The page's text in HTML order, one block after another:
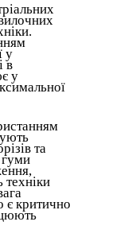
у
в
у
та
техніки
є критично